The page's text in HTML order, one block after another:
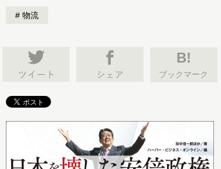
物流
B!
ブックマーク